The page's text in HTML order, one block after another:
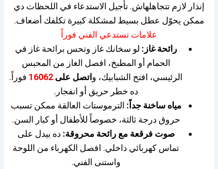
إنذار لازم تتجاهلهاش. تأجيل الاستدعاء في اللحظات دي
ممكن يحوّل عطل بسيط لمشكلة كبيرة تكلفك أضعاف.
علامات تستدعي الفني فوراً
رائحة غاز: لو سخانك غاز وتحس برائحة غاز في
الحمام أو المطبخ، افصل الغاز من المحبس
الرئيسي، افتح الشبابيك، واتصل على 16062 فوراً.
ده خطر حريق أو انفجار.
مياه ساخنة جداً: الترموستات العالقة ممكن تسبب
حروق درجة ثالثة، خصوصاً للأطفال أو كبار السن.
صوت فرقعة مع رائحة محروقة: ده بيدل على
تماس كهربائي داخلي. افصل الكهرباء من اللوحة
واستنى الفني.